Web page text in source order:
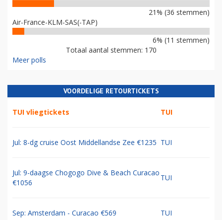
21% (36 stemmen)
Air-France-KLM-SAS(-TAP)
6% (11 stemmen)
Totaal aantal stemmen: 170
Meer polls
VOORDELIGE RETOURTICKETS
TUI vliegtickets TUI
Jul: 8-dg cruise Oost Middellandse Zee €1235 TUI
Jul: 9-daagse Chogogo Dive & Beach Curacao
€1056
TUI
Sep: Amsterdam - Curacao €569 TUI